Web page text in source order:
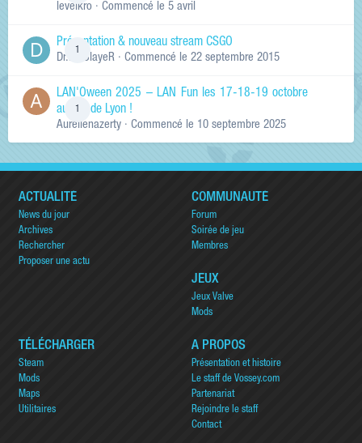
levelkro · Commencé le 5 avril
Présentation & nouveau stream CSGO
Dr.KinSlayeR · Commencé le 22 septembre 2015
LAN'Oween 2025 – LAN Fun les 17-18-19 octobre
au sud de Lyon !
Aurelienazerty · Commencé le 10 septembre 2025
ACTUALITÉ
News du jour
Archives
Rechercher
Proposer une actu
COMMUNAUTÉ
Forum
Soirée de jeu
Membres
JEUX
Jeux Valve
Mods
TÉLÉCHARGER
Steam
Mods
Maps
Utilitaires
A PROPOS
Présentation et histoire
Le staff de Vossey.com
Partenariat
Rejoindre le staff
Contact